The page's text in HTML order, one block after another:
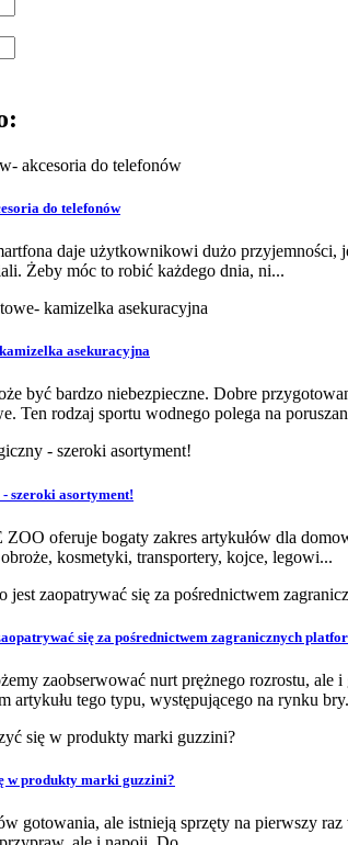
do telefonów
daje użytkownikowi dużo przyjemności,
Żeby móc to robić każdego dnia, ni...
asekuracyjna
być bardzo niebezpieczne. Dobre
Ten rodzaj sportu wodnego polega na
szeroki asortyment!
oferuje bogaty zakres artykułów dla
kosmetyki, transportery, kojce, legowi...
się za pośrednictwem zagranicznych
zaobserwować nurt prężnego rozrostu,
artykułu tego typu, występującego na rynku
w produkty marki guzzini?
gotowania, ale istnieją sprzęty na pierwszy